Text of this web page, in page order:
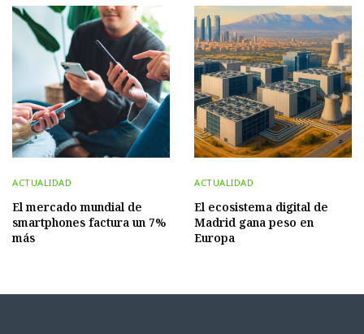
ACTUALIDAD
El mercado mundial de
smartphones factura un 7%
más
ACTUALIDAD
El ecosistema digital de
Madrid gana peso en
Europa